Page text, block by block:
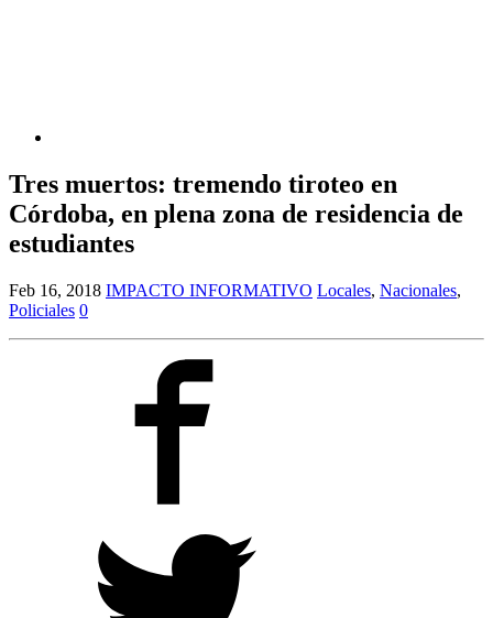
Tres muertos: tremendo tiroteo en
Córdoba, en plena zona de residencia de
estudiantes
Feb 16, 2018 IMPACTO INFORMATIVO Locales, Nacionales,
Policiales 0